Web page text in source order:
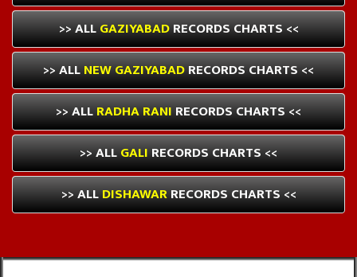
>> ALLGAZIYABADRECORDS CHARTS <<
>> ALLNEW GAZIYABADRECORDS CHARTS <<
>> ALLRADHA RANIRECORDS CHARTS <<
>> ALLGALIRECORDS CHARTS <<
>> ALLDISHAWARRECORDS CHARTS <<